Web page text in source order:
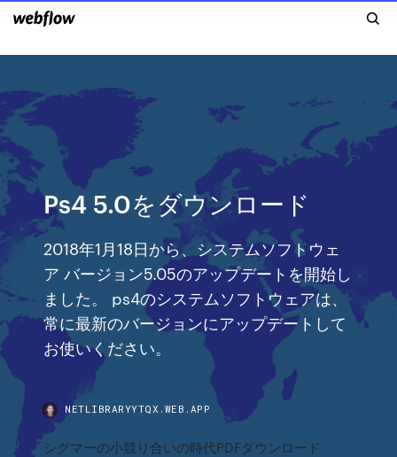
Ps4 5.0をダウンロード
2018年1月18日から、システムソフトウェ
ア バージョン5.05のアップデートを開始し
ました。 ps4のシステムソフトウェアは、
常に最新のバージョンにアップデートして
お使いください。
NETLIBRARYYTQX.WEB.APP
シグマーの小競り合いの時代PDFダウンロード